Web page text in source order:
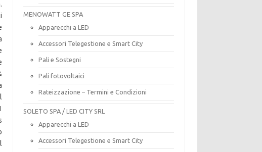
MENOWATT GE SPA
Apparecchi a LED
Accessori Telegestione e Smart City
Pali e Sostegni
Pali fotovoltaici
Rateizzazione – Termini e Condizioni
SOLETO SPA / LED CITY SRL
Apparecchi a LED
Accessori Telegestione e Smart City